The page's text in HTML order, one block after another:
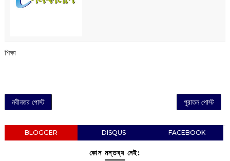
শিক্ষা
নবীনতর পোস্ট পুরাতন পোস্ট
BLOGGER DISQUS FACEBOOK
কোন মন্তব্য নেই: